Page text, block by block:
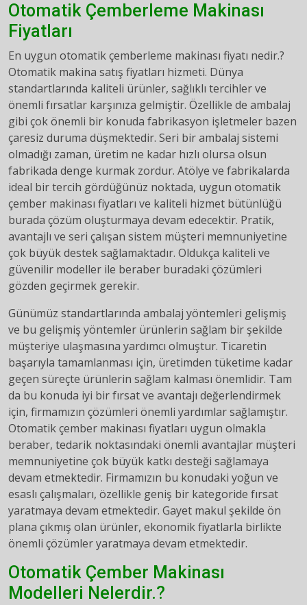
Otomatik Çemberleme Makinası
Fiyatları
En uygun otomatik çemberleme makinası fiyatı nedir.?
Otomatik makina satış fiyatları hizmeti. Dünya
standartlarında kaliteli ürünler, sağlıklı tercihler ve
önemli fırsatlar karşınıza gelmiştir. Özellikle de ambalaj
gibi çok önemli bir konuda fabrikasyon işletmeler bazen
çaresiz duruma düşmektedir. Seri bir ambalaj sistemi
olmadığı zaman, üretim ne kadar hızlı olursa olsun
fabrikada denge kurmak zordur. Atölye ve fabrikalarda
ideal bir tercih gördüğünüz noktada, uygun otomatik
çember makinası fiyatları ve kaliteli hizmet bütünlüğü
burada çözüm oluşturmaya devam edecektir. Pratik,
avantajlı ve seri çalışan sistem müşteri memnuniyetine
çok büyük destek sağlamaktadır. Oldukça kaliteli ve
güvenilir modeller ile beraber buradaki çözümleri
gözden geçirmek gerekir.
Günümüz standartlarında ambalaj yöntemleri gelişmiş
ve bu gelişmiş yöntemler ürünlerin sağlam bir şekilde
müşteriye ulaşmasına yardımcı olmuştur. Ticaretin
başarıyla tamamlanması için, üretimden tüketime kadar
geçen süreçte ürünlerin sağlam kalması önemlidir. Tam
da bu konuda iyi bir fırsat ve avantajı değerlendirmek
için, firmamızın çözümleri önemli yardımlar sağlamıştır.
Otomatik çember makinası fiyatları uygun olmakla
beraber, tedarik noktasındaki önemli avantajlar müşteri
memnuniyetine çok büyük katkı desteği sağlamaya
devam etmektedir. Firmamızın bu konudaki yoğun ve
esaslı çalışmaları, özellikle geniş bir kategoride fırsat
yaratmaya devam etmektedir. Gayet makul şekilde ön
plana çıkmış olan ürünler, ekonomik fiyatlarla birlikte
önemli çözümler yaratmaya devam etmektedir.
Otomatik Çember Makinası
Modelleri Nelerdir.?